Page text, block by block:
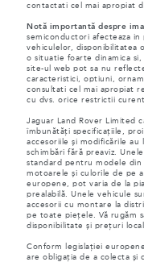
contactati cel mai apropiat
Notă importantă despre
semiconductori afecteaza
vehiculelor, disponibilitatea
o situatie foarte dinamica
site-ul web pot sa nu
caracteristici, optiuni,
consultati cel mai apropiat
cu dvs. orice restrictii
Jaguar Land Rover Limited
îmbunătăți specificațiile,
accesoriile și modificările
schimbări fără preaviz.
standard pentru modele din
motoarele și culorile de pe
europene, pot varia de la
prealabilă. Unele vehicule
accesorii cu montare la
pe toate piețele. Vă rugăm
disponibilitate și prețuri
Conform legislației
are obligația de a colecta și